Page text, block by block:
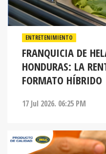
ENTRETENIMIENTO
FRANQUICIA DE
HONDURAS: LA
FORMATO HÍBRIDO
17 Jul 2026. 06:25 PM